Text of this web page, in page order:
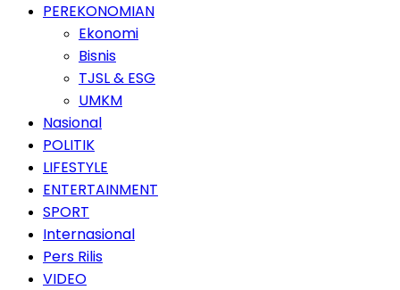
PEREKONOMIAN
Ekonomi
Bisnis
TJSL & ESG
UMKM
Nasional
POLITIK
LIFESTYLE
ENTERTAINMENT
SPORT
Internasional
Pers Rilis
VIDEO